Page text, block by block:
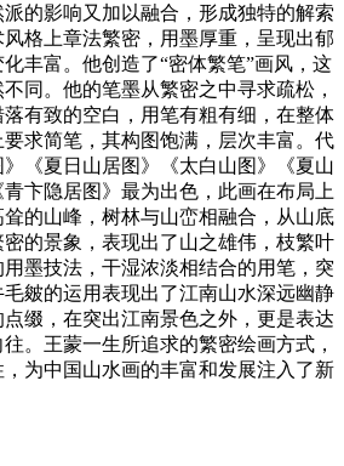
的影响又加以融合，形成独特的解索
格上章法繁密，用墨厚重，呈现出郁
丰富。他创造了“密体繁笔”画风，这
同。他的笔墨从繁密之中寻求疏松，
有致的空白，用笔有粗有细，在整体
要求简笔，其构图饱满，层次丰富。代
《夏日山居图》《太白山图》《夏山
卞隐居图》最为出色，此画在布局上
的山峰，树林与山峦相融合，从山底
的景象，表现出了山之雄伟，枝繁叶
墨技法，干湿浓淡相结合的用笔，突
皴的运用表现出了江南山水深远幽静
缀，在突出江南景色之外，更是表达
。王蒙一生所追求的繁密绘画方式，
为中国山水画的丰富和发展注入了新